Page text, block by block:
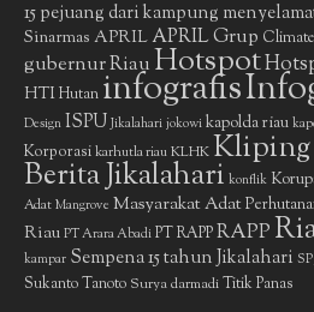
15 pejuang dari kampung
Sinarmas APRIL APRIL Grup
gubernur RiauHotspot
HTIHutan infografis
Design ISPU Jikalahari jokowi kapolda riau
Korporasikarhutla riauKLHKKliping
Berita Jikalahari konflik
Adat Mangrove Masyarakat Adat
Riau PT Arara Abadi PT RAPPRAPP
kampar Sempena 15 tahun Jikalahari
Sukanto Tanoto Surya darmadiTitik Panas